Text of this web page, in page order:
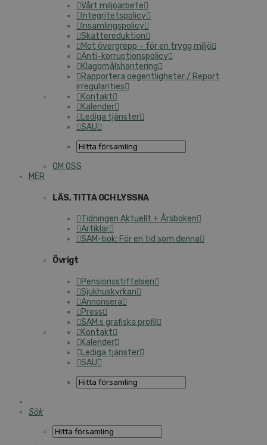
Vårt miljöarbete
Integritetspolicy
Insamlingspolicy
Skattereduktion
Mot övergrepp – för en trygg miljö
Anti-korruptionspolicy
Klagomålshantering
Rapportera oegentligheter / Report
irregularities
Kontakt
Kalender
Lediga tjänster
SAU
OM OSS
MER
LÄS, TITTA OCH LYSSNA
Tidningen Aktuellt + Årsboken
Artiklar
SAM-bok: För en tid som denna
Övrigt
Pensionsstiftelsen
Sjukhuskyrkan
Annonsera
Press
SAM:s grafiska profil
Kontakt
Kalender
Lediga tjänster
SAU
Sök